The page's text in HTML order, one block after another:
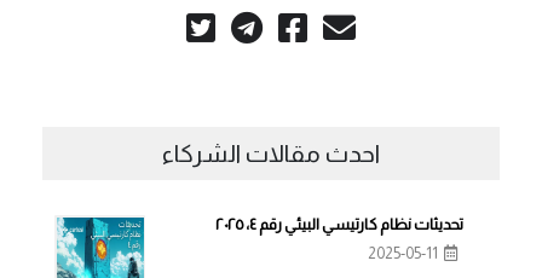
احدث مقالات الشركاء
تحديثات نظام كارتيسي البيئي رقم ٤، ٢٠٢٥
2025-05-11